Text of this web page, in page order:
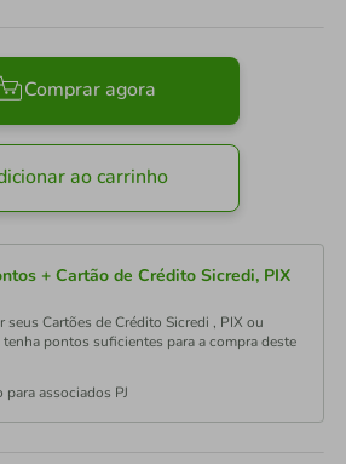
Comprar agora
ao carrinho
+ Cartão de Crédito Sicredi, PIX
seus Cartões de Crédito Sicredi , PIX ou
pontos suficientes para a compra deste
associados PJ